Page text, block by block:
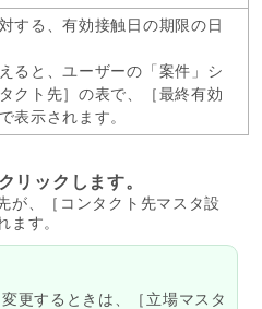
する、有効接触日の期限の日
ると、ユーザーの「案件」シ
クト先］の表で、［最終有効
表示されます。
リックします。
が、［コンタクト先マスタ設
ます。
更するときは、［立場マスタ